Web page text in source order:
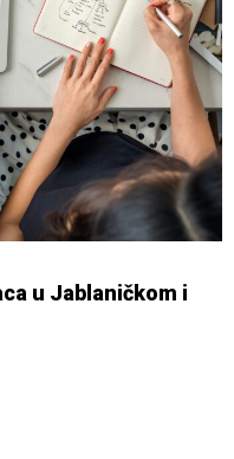
u Jablaničkom i